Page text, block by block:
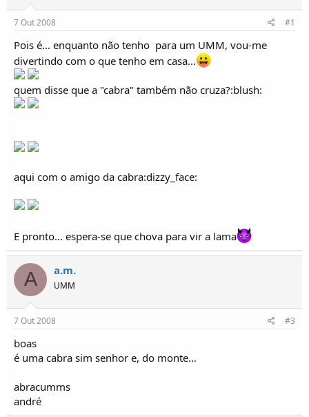
d
o
r
e
T
ó
p
o
s
í
i
7 Out 2008 #1
Pois é... enquanto não tenho  para um UMM, vou-me
divertindo com o que tenho em casa...
quem disse que a "cabra" também não cruza?:blush:
aqui com o amigo da cabra:dizzy_face:
E pronto... espera-se que chova para vir a lama
A a.m.
UMM
7 Out 2008 #3
boas
é uma cabra sim senhor e, do monte...
abracumms
andré